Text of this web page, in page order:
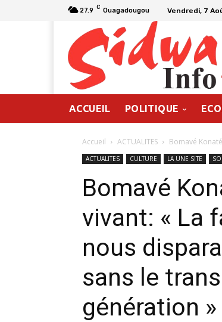
27.9 C Ouagadougou Vendredi, 7
ACCUEIL POLITIQUE
Accueil ACTUALITES Bomavé
ACTUALITES CULTURE LA UNE SITE
Bomavé
vivant: « La
nous
sans le
génération »